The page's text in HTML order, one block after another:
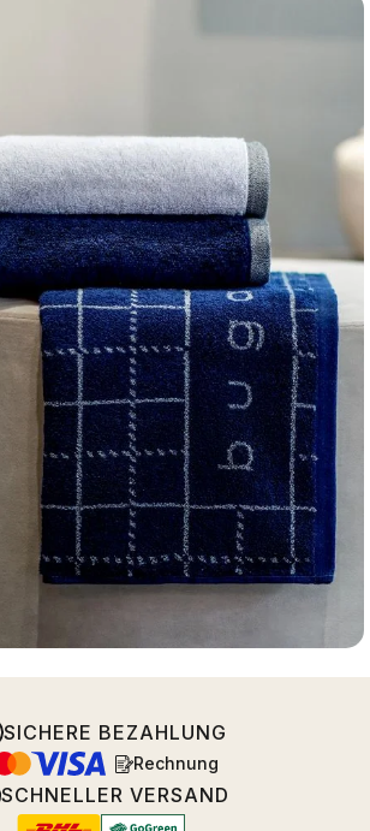
SICHERE BEZAHLUNG
Rechnung
SCHNELLER VERSAND